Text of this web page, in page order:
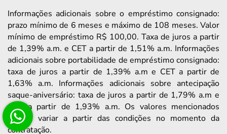
Informações adicionais sobre o empréstimo consignado:
prazo mínimo de 6 meses e máximo de 108 meses. Valor
mínimo de empréstimo R$ 100,00. Taxa de juros a partir
de 1,39% a.m. e CET a partir de 1,51% a.m. Informações
adicionais sobre portabilidade de empréstimo consignado:
taxa de juros a partir de 1,39% a.m e CET a partir de
1,63% a.m. Informações adicionais sobre antecipação
saque-aniversário: taxa de juros a partir de 1,79% a.m e
CET a partir de 1,93% a.m. Os valores mencionados
podem variar a partir das condições no momento da
contratação.